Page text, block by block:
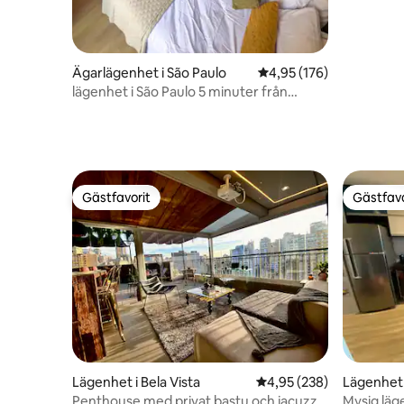
Ägarlägenhet i São Paulo 4,95 av 5 i
4,95 (176)
lägenhet i São Paulo 5 minuter från
Gästfavorit
Gästfavorit
Lägenhet i Bela Vista 4,95 av 5 i
4,95 (238)
Lägenhet